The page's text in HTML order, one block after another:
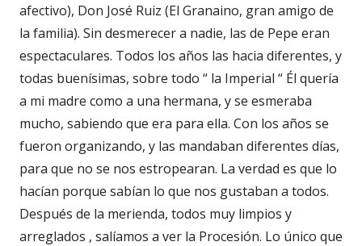
afectivo), Don José Ruiz (El Granaino, gran amigo de
la familia). Sin desmerecer a nadie, las de Pepe eran
espectaculares. Todos los años las hacia diferentes, y
todas buenísimas, sobre todo “ la Imperial “ Él quería
a mi madre como a una hermana, y se esmeraba
mucho, sabiendo que era para ella. Con los años se
fueron organizando, y las mandaban diferentes días,
para que no se nos estropearan. La verdad es que lo
hacían porque sabían lo que nos gustaban a todos.
Después de la merienda, todos muy limpios y
arreglados , salíamos a ver la Procesión. Lo único que